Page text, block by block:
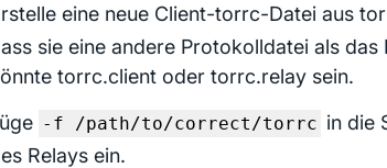
eine neue Client-torrc-Datei aus
sie eine andere Protokolldatei als das
torrc.client oder torrc.relay sein.
-f /path/to/correct/torrc in die
Relays ein.